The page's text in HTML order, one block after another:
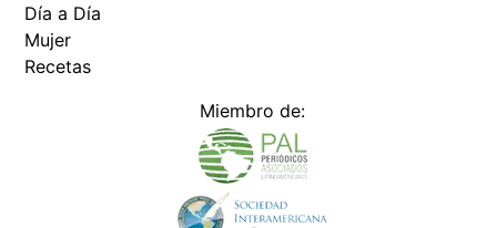
Día a Día
Mujer
Recetas
Miembro de: